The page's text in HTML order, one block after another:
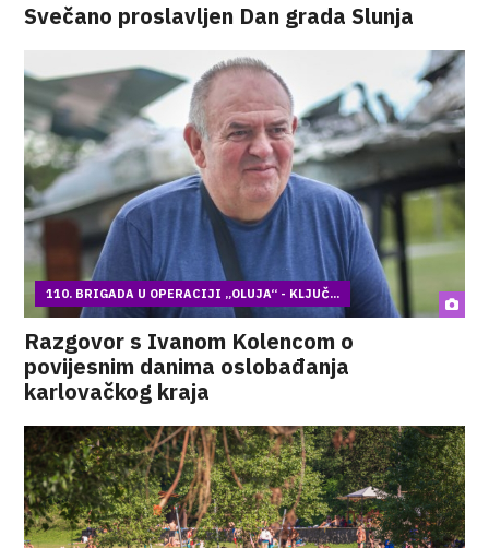
Svečano proslavljen Dan grada Slunja
110. BRIGADA U OPERACIJI „OLUJA“ - KLJUČ...
Razgovor s Ivanom Kolencom o
povijesnim danima oslobađanja
karlovačkog kraja